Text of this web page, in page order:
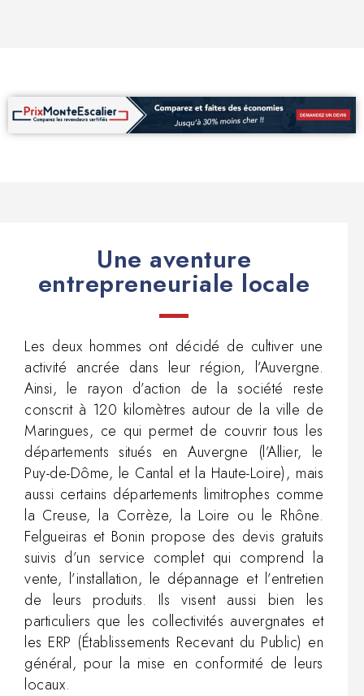
Une aventure
entrepreneuriale locale
Les deux hommes ont décidé de cultiver une
activité ancrée dans leur région, l’Auvergne.
Ainsi, le rayon d’action de la société reste
conscrit à 120 kilomètres autour de la ville de
Maringues, ce qui permet de couvrir tous les
départements situés en Auvergne (l’Allier, le
Puy-de-Dôme, le Cantal et la Haute-Loire), mais
aussi certains départements limitrophes comme
la Creuse, la Corrèze, la Loire ou le Rhône.
Felgueiras et Bonin propose des devis gratuits
suivis d’un service complet qui comprend la
vente, l’installation, le dépannage et l’entretien
de leurs produits. Ils visent aussi bien les
particuliers que les collectivités auvergnates et
les ERP (Établissements Recevant du Public) en
général, pour la mise en conformité de leurs
locaux.